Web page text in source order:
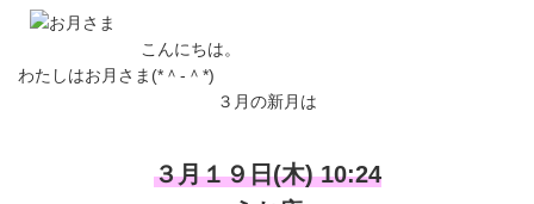
こんにちは。
わたしはお月さま(*＾-＾*)
３月の新月は
３月１９日(木) 10:24